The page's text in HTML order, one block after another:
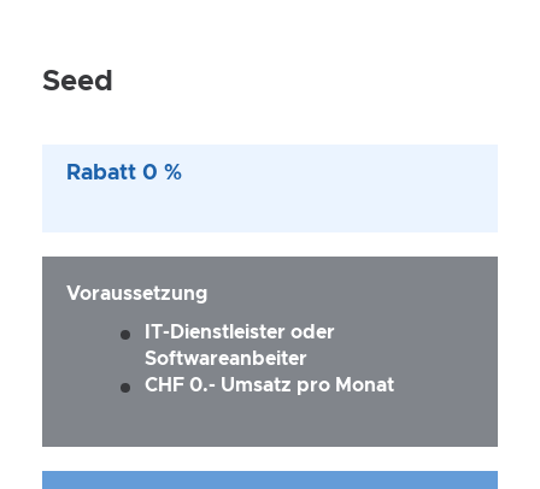
Seed
Rabatt 0 %
Voraussetzung
IT-Dienstleister oder
Softwareanbeiter
CHF 0.- Umsatz pro Monat